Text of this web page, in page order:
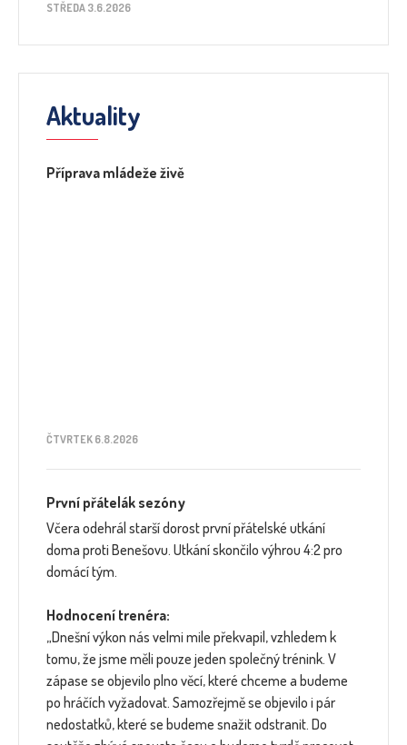
STŘEDA 3.6.2026
Aktuality
Příprava mládeže živě
ČTVRTEK 6.8.2026
První přátelák sezóny
Včera odehrál starší dorost první přátelské utkání
doma proti Benešovu. Utkání skončilo výhrou 4:2 pro
domácí tým.
Hodnocení trenéra:
„Dnešní výkon nás velmi mile překvapil, vzhledem k
tomu, že jsme měli pouze jeden společný trénink. V
zápase se objevilo plno věcí, které chceme a budeme
po hráčích vyžadovat. Samozřejmě se objevilo i pár
nedostatků, které se budeme snažit odstranit. Do